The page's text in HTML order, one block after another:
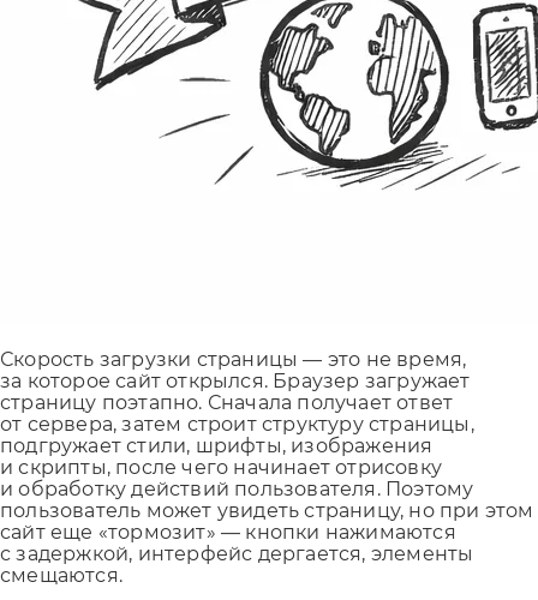
Скорость загрузки страницы — это не время,
за которое сайт открылся. Браузер загружает
страницу поэтапно. Сначала получает ответ
от сервера, затем строит структуру страницы,
подгружает стили, шрифты, изображения
и скрипты, после чего начинает отрисовку
и обработку действий пользователя. Поэтому
пользователь может увидеть страницу, но при этом
сайт еще «тормозит» — кнопки нажимаются
с задержкой, интерфейс дергается, элементы
смещаются.